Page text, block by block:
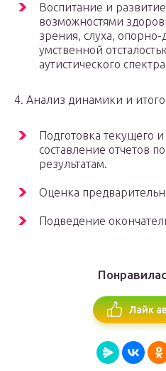
Воспитание и
возможностями
зрения, слуха, опорно-
умственной
аутистического
4. Анализ динамики и
Подготовка текущего
составление отчетов
результатам.
Оценка
Подведение
Лайк